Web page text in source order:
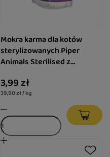
Mokra karma dla kotów
sterylizowanych Piper
Animals Sterilised z
3,99 zł
39,90 zł / kg